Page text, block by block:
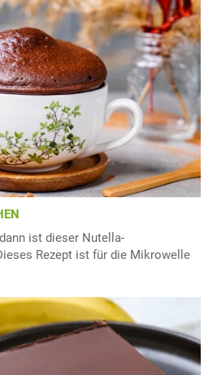
ist dieser Nutella-
Rezept ist für die Mikrowelle